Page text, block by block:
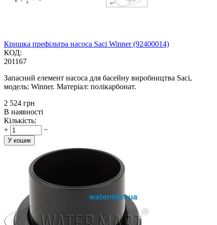
Кришка префільтра насоса Saci Winner (92400014)
КОД:
201167
Запасний елемент насоса для басейну виробництва Saci,
модель: Winner. Матеріал: полікарбонат.
‍2 524‍ грн
В наявності
Кількість:
+
−
У кошик